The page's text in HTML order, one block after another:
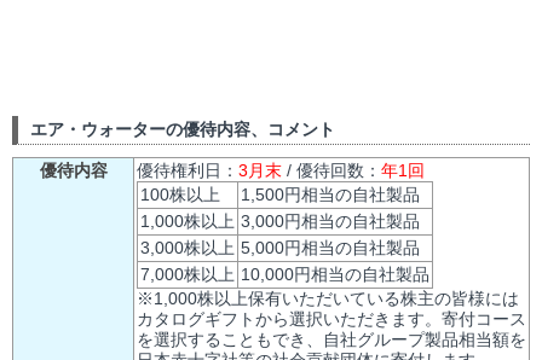
エア・ウォーターの優待内容、コメント
優待内容 優待権利日： 3月末 / 優待回数： 年1回
100株以上
1,500円相当の自社製品
1,000株以上 3,000円相当の自社製品
3,000株以上 5,000円相当の自社製品
7,000株以上 10,000円相当の自社製品
※1,000株以上保有いただいている株主の皆様には
カタログギフトから選択いただきます。寄付コース
を選択することもでき、自社グループ製品相当額を